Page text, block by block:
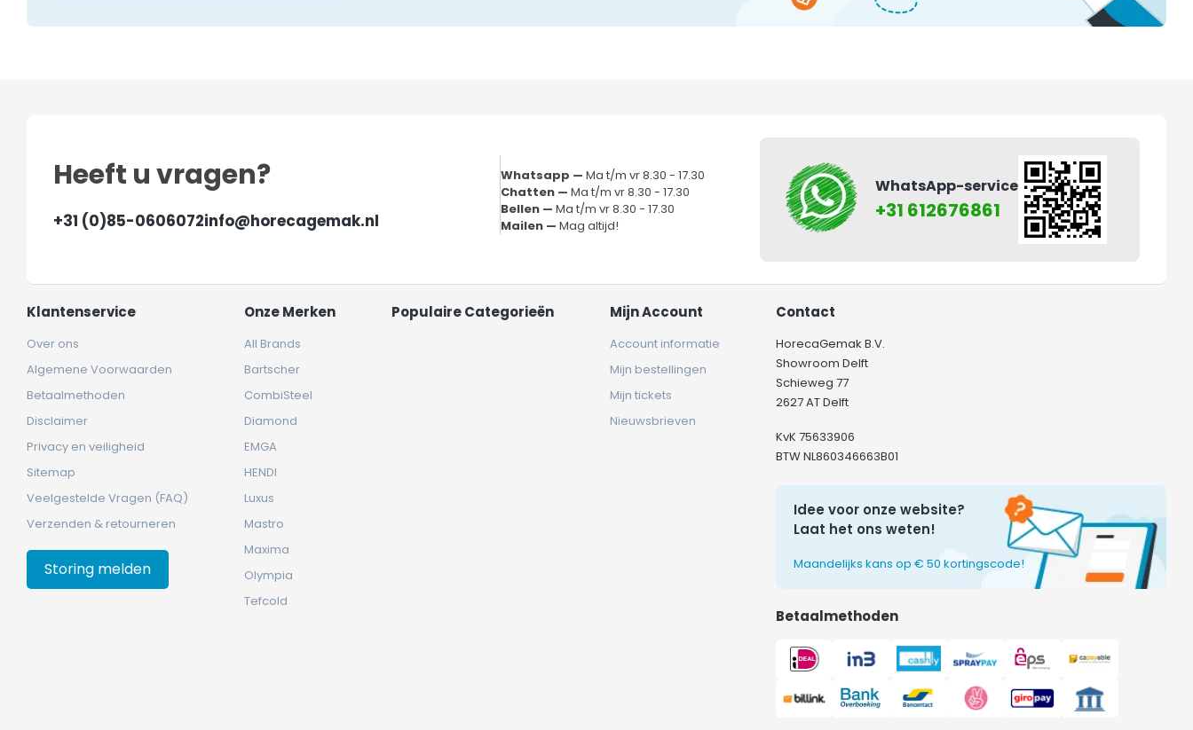
Heeft u vragen?
+31 (0)85-0606072info@horecagemak.nl
Whatsapp —Ma t/m vr 8.30 - 17.30
Chatten —Ma t/m vr 8.30 - 17.30
Bellen —Ma t/m vr 8.30 - 17.30
Mailen —Mag altijd!
WhatsApp-service
+31 612676861
Klantenservice
Over ons
Algemene Voorwaarden
Betaalmethoden
Disclaimer
Privacy en veiligheid
Sitemap
Veelgestelde Vragen (FAQ)
Verzenden & retourneren
Storing melden
Onze Merken
All Brands
Bartscher
CombiSteel
Diamond
EMGA
HENDI
Luxus
Mastro
Maxima
Olympia
Tefcold
Populaire Categorieën Mijn Account
Account informatie
Mijn bestellingen
Mijn tickets
Nieuwsbrieven
Contact
HorecaGemak B.V.
Showroom Delft
Schieweg 77
2627 AT Delft
KvK 75633906
BTW NL860346663B01
Idee voor onze website?
Laat het ons weten!
Maandelijks kans op € 50 kortingscode!
Betaalmethoden